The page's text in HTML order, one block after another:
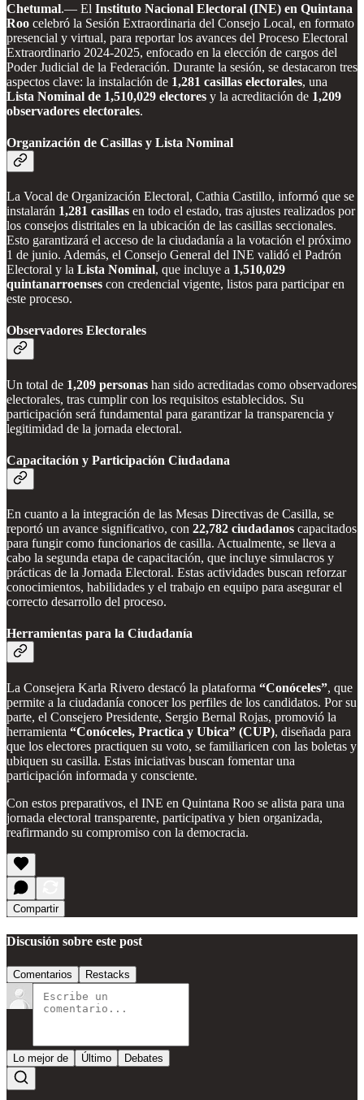
Chetumal.— El Instituto Nacional Electoral (INE) en Quintana
Roo celebró la Sesión Extraordinaria del Consejo Local, en formato
presencial y virtual, para reportar los avances del Proceso Electoral
Extraordinario 2024-2025, enfocado en la elección de cargos del
Poder Judicial de la Federación. Durante la sesión, se destacaron tres
aspectos clave: la instalación de 1,281 casillas electorales, una
Lista Nominal de 1,510,029 electores y la acreditación de 1,209
observadores electorales.
Organización de Casillas y Lista Nominal
La Vocal de Organización Electoral, Cathia Castillo, informó que se
instalarán 1,281 casillas en todo el estado, tras ajustes realizados por
los consejos distritales en la ubicación de las casillas seccionales.
Esto garantizará el acceso de la ciudadanía a la votación el próximo
1 de junio. Además, el Consejo General del INE validó el Padrón
Electoral y la Lista Nominal, que incluye a 1,510,029
quintanarroenses con credencial vigente, listos para participar en
este proceso.
Observadores Electorales
Un total de 1,209 personas han sido acreditadas como observadores
electorales, tras cumplir con los requisitos establecidos. Su
participación será fundamental para garantizar la transparencia y
legitimidad de la jornada electoral.
Capacitación y Participación Ciudadana
En cuanto a la integración de las Mesas Directivas de Casilla, se
reportó un avance significativo, con 22,782 ciudadanos capacitados
para fungir como funcionarios de casilla. Actualmente, se lleva a
cabo la segunda etapa de capacitación, que incluye simulacros y
prácticas de la Jornada Electoral. Estas actividades buscan reforzar
conocimientos, habilidades y el trabajo en equipo para asegurar el
correcto desarrollo del proceso.
Herramientas para la Ciudadanía
La Consejera Karla Rivero destacó la plataforma “Conóceles”, que
permite a la ciudadanía conocer los perfiles de los candidatos. Por su
parte, el Consejero Presidente, Sergio Bernal Rojas, promovió la
herramienta “Conóceles, Practica y Ubica” (CUP), diseñada para
que los electores practiquen su voto, se familiaricen con las boletas y
ubiquen su casilla. Estas iniciativas buscan fomentar una
participación informada y consciente.
Con estos preparativos, el INE en Quintana Roo se alista para una
jornada electoral transparente, participativa y bien organizada,
reafirmando su compromiso con la democracia.
Compartir
Discusión sobre este post
Comentarios Restacks
Lo mejor de Último Debates